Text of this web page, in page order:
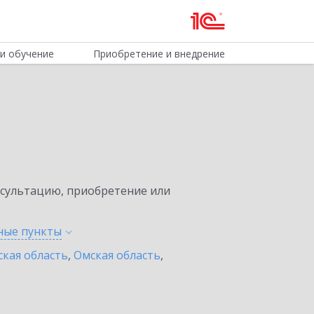
обучение Приобретение и внедрение
приобретение или
пункты
область, Омская область,